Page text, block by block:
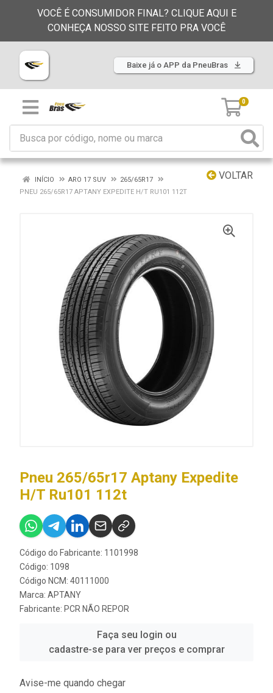
VOCÊ É CONSUMIDOR FINAL? CLIQUE AQUI E
CONHEÇA NOSSO SITE FEITO PRA VOCÊ
Baixe já o APP da PneuBras
0
VOLTAR
INÍCIO ARO 17 SUV
265/65R17
PNEU 265/65R17 APTANY EXPEDITE H/T RU101 112T
Pneu 265/65r17 Aptany Expedite
H/T Ru101 112t
Código do Fabricante: 1101998
Código: 1098
Código NCM: 40111000
Marca: APTANY
Fabricante: PCR NÃO REPOR
Faça seu login ou
cadastre-se para ver preços e comprar
Avise-me quando chegar